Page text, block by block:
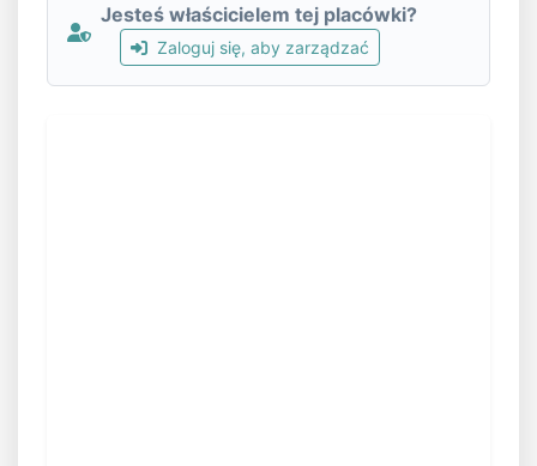
Jesteś właścicielem tej placówki?
Zaloguj się, aby zarządzać